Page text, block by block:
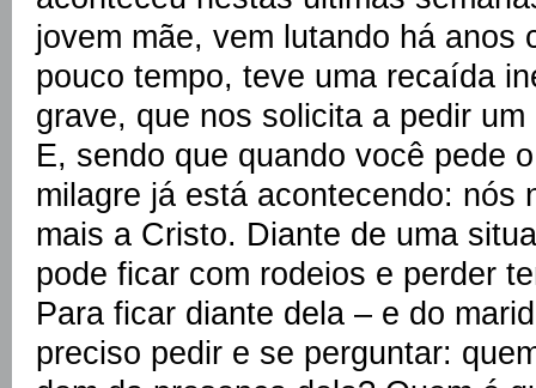
jovem mãe, vem lutando há anos
pouco tempo, teve uma recaída
grave, que nos solicita a pedir
E, sendo que quando você pede
milagre já está acontecendo: nós
mais a Cristo. Diante de uma
pode ficar com rodeios e perder
Para ficar diante dela – e do
preciso pedir e se perguntar: